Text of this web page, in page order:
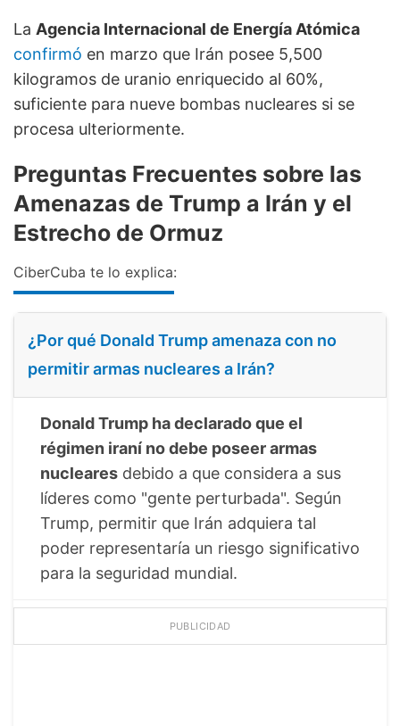
La Agencia Internacional de Energía Atómica
confirmó en marzo que Irán posee 5,500
kilogramos de uranio enriquecido al 60%,
suficiente para nueve bombas nucleares si se
procesa ulteriormente.
Preguntas Frecuentes sobre las
Amenazas de Trump a Irán y el
Estrecho de Ormuz
CiberCuba te lo explica:
¿Por qué Donald Trump amenaza con no
permitir armas nucleares a Irán?
Donald Trump ha declarado que el
régimen iraní no debe poseer armas
nucleares debido a que considera a sus
líderes como "gente perturbada". Según
Trump, permitir que Irán adquiera tal
poder representaría un riesgo significativo
para la seguridad mundial.
PUBLICIDAD